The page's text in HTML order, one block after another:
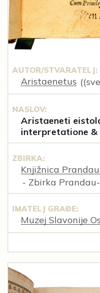
AUTOR/STVARATELJ:
Aristaenetus
NASLOV:
Aristaeneti
interpretatione &
ZBIRKA:
Knjižnica
- Zbirka
IMATELJ GRAĐE:
Muzej Slavonije